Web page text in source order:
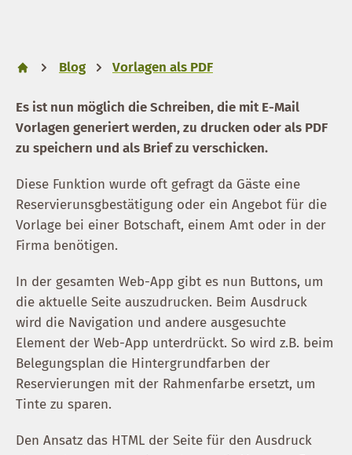
Blog Vorlagen als PDF
Es ist nun möglich die Schreiben, die mit E-Mail
Vorlagen generiert werden, zu drucken oder als PDF
zu speichern und als Brief zu verschicken.
Diese Funktion wurde oft gefragt da Gäste eine
Reservierunsgbestätigung oder ein Angebot für die
Vorlage bei einer Botschaft, einem Amt oder in der
Firma benötigen.
In der gesamten Web-App gibt es nun Buttons, um
die aktuelle Seite auszudrucken. Beim Ausdruck
wird die Navigation und andere ausgesuchte
Element der Web-App unterdrückt. So wird z.B. beim
Belegungsplan die Hintergrundfarben der
Reservierungen mit der Rahmenfarbe ersetzt, um
Tinte zu sparen.
Den Ansatz das HTML der Seite für den Ausdruck